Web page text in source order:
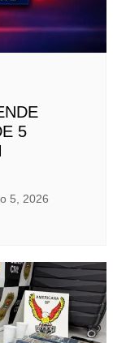
5
5, 2026